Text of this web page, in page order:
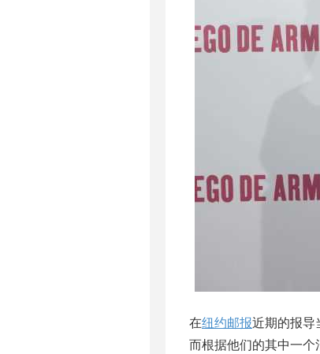
在纽约邮报近期的报导
而根据他们的其中一个